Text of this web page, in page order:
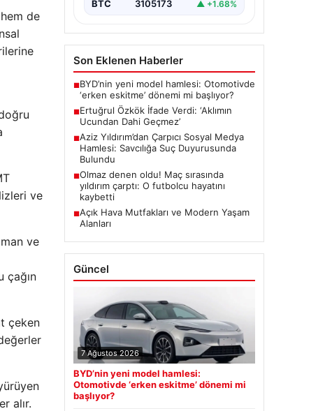
de
ve
ve
çağın
çeken
alır.
BTC 3105173 ▲ +1.68%
Son Eklenen Haberler
■BYD’nin yeni model hamlesi: Otomotivde
‘erken eskitme’ dönemi mi başlıyor?
■Ertuğrul Özkök İfade Verdi: ‘Aklımın
Ucundan Dahi Geçmez’
■Aziz Yıldırım’dan Çarpıcı Sosyal Medya
Hamlesi: Savcılığa Suç Duyurusunda
Bulundu
■Olmaz denen oldu! Maç sırasında
yıldırım çarptı: O futbolcu hayatını
kaybetti
■Açık Hava Mutfakları ve Modern Yaşam
Alanları
Güncel
7 Ağustos 2026
BYD’nin yeni model hamlesi:
Otomotivde ‘erken eskitme’ dönemi mi
başlıyor?